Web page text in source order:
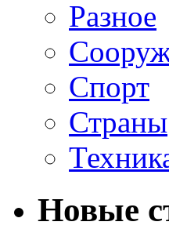
Разное
Спорт
Страны
Новые